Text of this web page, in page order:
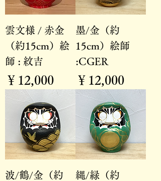
雲文様 / 赤金
（約15cm）絵
師 : 紋吉
価格
￥12,000
墨/金（約
15cm）絵師
:CGER
価格
￥12,000
波/鶴/金（約
縄/緑（約